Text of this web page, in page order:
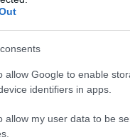
allow Google to enable
identifiers in apps.
allow my user data to be
Cinema Berchidda
di GalluraOggi.it